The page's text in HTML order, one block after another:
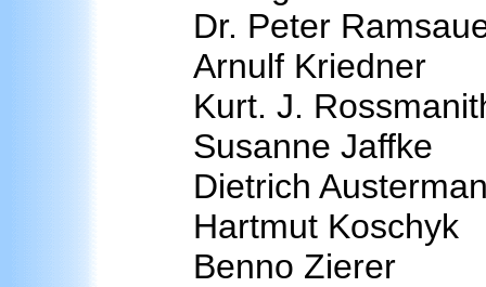
Dr. Peter
Arnulf Kriedner
Kurt. J.
Susanne Jaffke
Dietrich
Hartmut Koschyk
Benno Zierer